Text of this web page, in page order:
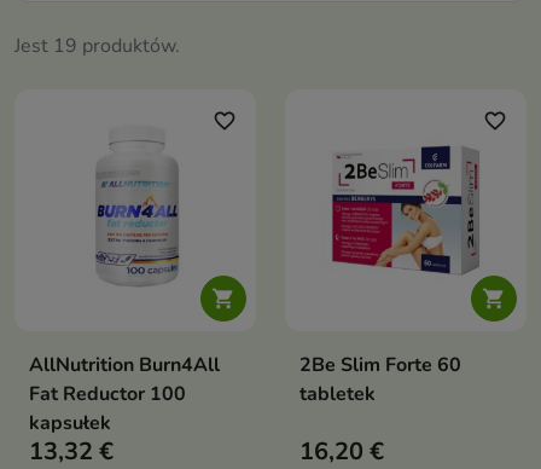
Jest 19 produktów.

favorite_border
AllNutrition Burn4All
Fat Reductor 100
kapsułek
13,32 €

favorite_border
2Be Slim Forte 60
tabletek
16,20 €